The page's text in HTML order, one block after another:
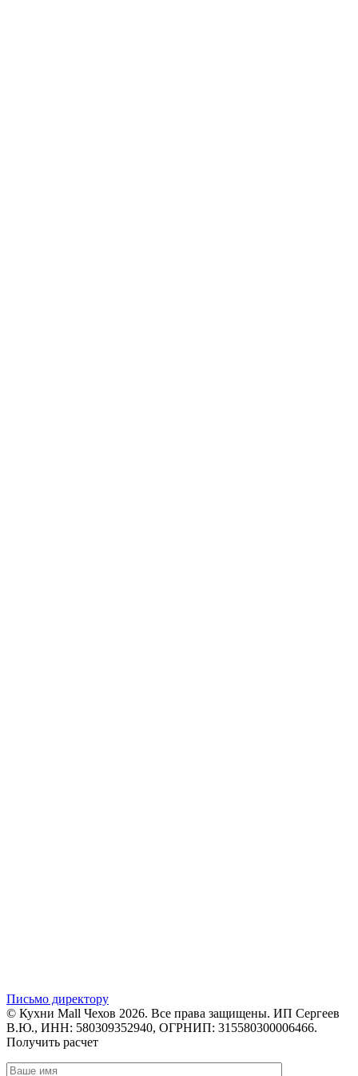
Письмо директору
© Кухни Mall Чехов 2026. Все права защищены. ИП Сергеев
В.Ю., ИНН: 580309352940, ОГРНИП: 315580300006466.
Получить расчет